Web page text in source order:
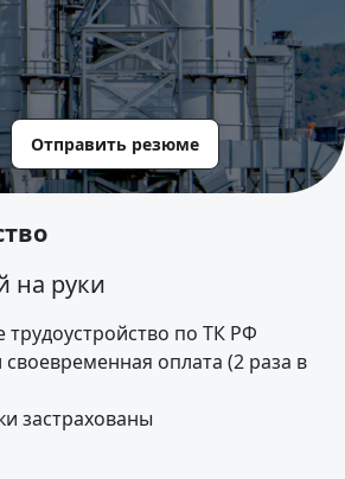
Отправить резюме
на руки
по ТК РФ
оплата (2 раза в
застрахованы